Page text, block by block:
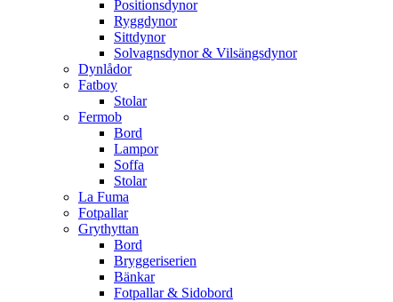
Positionsdynor
Ryggdynor
Sittdynor
Solvagnsdynor & Vilsängsdynor
Dynlådor
Fatboy
Stolar
Fermob
Bord
Lampor
Soffa
Stolar
La Fuma
Fotpallar
Grythyttan
Bord
Bryggeriserien
Bänkar
Fotpallar & Sidobord